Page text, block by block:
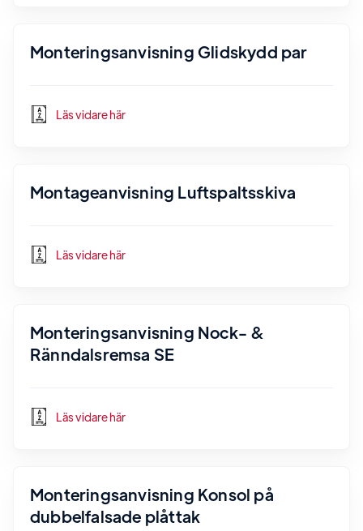
Monteringsanvisning Glidskydd par
Läs vidare här
Montageanvisning Luftspaltsskiva
Läs vidare här
Monteringsanvisning Nock- &
Ränndalsremsa SE
Läs vidare här
Monteringsanvisning Konsol på
dubbelfalsade plåttak